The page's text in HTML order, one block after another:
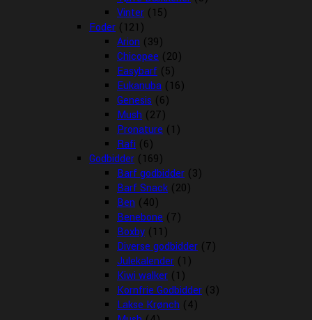
Vinter (15)
Foder (121)
Arion (39)
Chicopee (20)
Easybarf (5)
Eukanuba (16)
Genesis (6)
Mush (27)
Pronature (1)
Rafi (6)
Godbidder (169)
Barf godbidder (3)
Barf Snack (20)
Ben (40)
Benebone (7)
Boxby (11)
Diverse godbidder (7)
Julekalender (1)
Kiwi walker (1)
Kornfrie Godbidder (3)
Lakse Krønch (4)